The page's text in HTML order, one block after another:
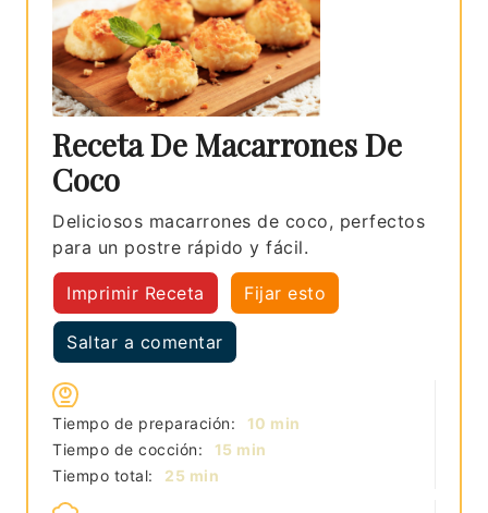
Receta De Macarrones De
Coco
Deliciosos macarrones de coco, perfectos
para un postre rápido y fácil.
Imprimir Receta Fijar esto
Saltar a comentar
Tiempo de preparación: 10 minutos
min
Tiempo de cocción:
15 minutos
min
Tiempo total:
25 minutos
min